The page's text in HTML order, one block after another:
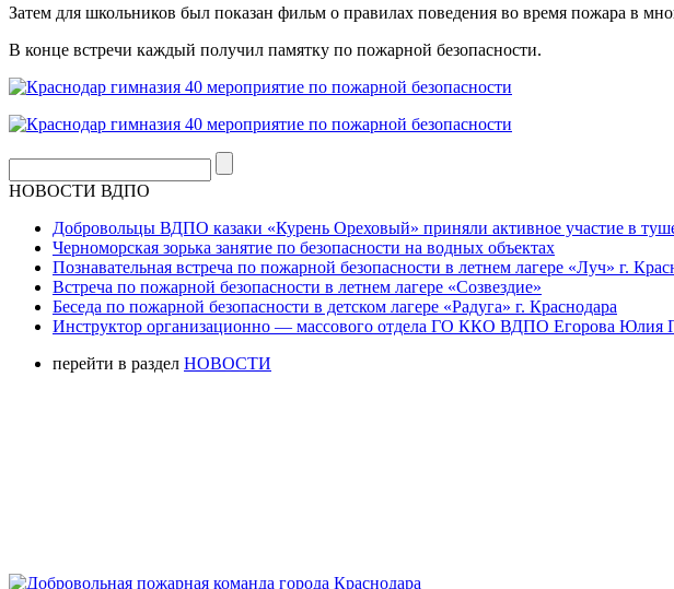
Затем для школьников был показан фильм о правилах поведения во время пожара в
В конце встречи каждый получил памятку по пожарной безопасности.
НОВОСТИ ВДПО
Добровольцы ВДПО казаки «Курень Ореховый» приняли активное участие в
Черноморская зорька занятие по безопасности на водных объектах
Познавательная встреча по пожарной безопасности в летнем лагере «Луч» г.
Встреча по пожарной безопасности в летнем лагере «Созвездие»
Беседа по пожарной безопасности в детском лагере «Радуга» г. Краснодара
Инструктор организационно — массового отдела ГО ККО ВДПО Егорова Юлия
перейти в раздел НОВОСТИ